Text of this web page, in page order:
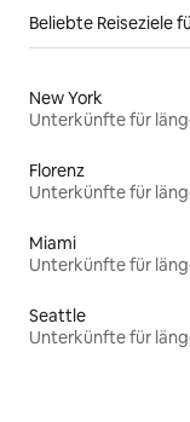
Beliebte Reiseziele
New York
Florenz
Miami
Seattle